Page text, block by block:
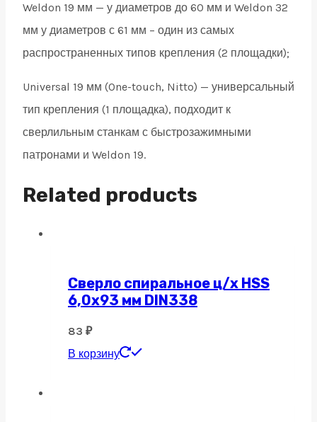
Weldon 19 мм — у диаметров до 60 мм и Weldon 32
мм у диаметров с 61 мм – один из самых
распространенных типов крепления (2 площадки);
Universal 19 мм (One-touch, Nitto) — универсальный
тип крепления (1 площадка), подходит к
сверлильным станкам с быстрозажимными
патронами и Weldon 19.
Related products
Сверло спиральное ц/х HSS
6,0х93 мм DIN338
83 ₽
В корзину